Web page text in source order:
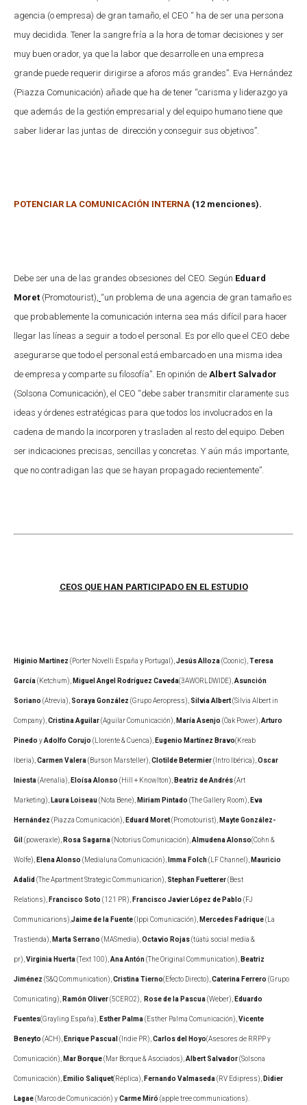
agencia (o empresa) de gran tamaño, el CEO “ ha de ser una persona
muy decidida. Tener la sangre fría a la hora de tomar decisiones y ser
muy buen orador, ya que la labor que desarrolle en una empresa
grande puede requerir dirigirse a aforos más grandes”. Eva Hernández
(Piazza Comunicación) añade que ha de tener “carisma y liderazgo ya
que además de la gestión empresarial y del equipo humano tiene que
saber liderar las juntas de dirección y conseguir sus objetivos”.
POTENCIAR LA COMUNICACIÓN INTERNA (12 menciones).
Debe ser una de las grandes obsesiones del CEO. Según Eduard
Moret (Promotourist), “un problema de una agencia de gran tamaño es
que probablemente la comunicación interna sea más difícil para hacer
llegar las líneas a seguir a todo el personal. Es por ello que el CEO debe
asegurarse que todo el personal está embarcado en una misma idea
de empresa y comparte su filosofía”. En opinión de Albert Salvador
(Solsona Comunicación), el CEO “debe saber transmitir claramente sus
ideas y órdenes estratégicas para que todos los involucrados en la
cadena de mando la incorporen y trasladen al resto del equipo. Deben
ser indicaciones precisas, sencillas y concretas. Y aún más importante,
que no contradigan las que se hayan propagado recientemente”.
CEOS QUE HAN PARTICIPADO EN EL ESTUDIO
Higinio Martínez (Porter Novelli España y Portugal), Jesús Alloza(Coonic), Teresa
García(Ketchum), Miguel Angel Rodríguez Caveda(3AWORLDWIDE), Asunción
Soriano (Atrevia), Soraya González (Grupo Aeropress), Silvia Albert(Silvia Albert in
Company), Cristina Aguilar(Aguilar Comunicación), María Asenjo (Oak Power), Arturo
Pinedo yAdolfo Corujo (Llorente & Cuenca), Eugenio Martínez Bravo(Kreab
Iberia), Carmen Valera(Burson Marsteller), Clotilde Betermier(Intro Ibérica), Oscar
Iniesta(Arenalia), Eloísa Alonso (Hill + Knowlton), Beatriz de Andrés(Art
Marketing), Laura Loiseau(Nota Bene), Miriam Pintado (The Gallery Room), Eva
Hernández (Piazza Comunicación), Eduard Moret(Promotourist), Mayte González-
Gil (poweraxle), Rosa Sagarna(Notorius Comunicación), Almudena Alonso(Cohn &
Wolfe), Elena Alonso (Medialuna Comunicación), Imma Folch(LF Channel), Mauricio
Adalid (The Apartment Strategic Communicarion), Stephan Fuetterer(Best
Relations), Francisco Soto (121 PR), Francisco Javier López de Pablo (FJ
Communicarions), Jaime de la Fuente(Ippi Comunicación), Mercedes Fadrique(La
Trastienda), Marta Serrano (MASmedia), Octavio Rojas(túatú social media &
pr), Virginia Huerta(Text 100), Ana Antón(The Original Communication), Beatriz
Jiménez (S&Q Communication), Cristina Tierno(Efecto Directo), Caterina Ferrero (Grupo
Comunicating), Ramón Oliver(5CERO2), Rose de la Pascua(Weber), Eduardo
Fuentes(Grayling España), Esther Palma(Esther Palma Comunicación), Vicente
Beneyto (ACH), Enrique Pascual (Indie PR), Carlos del Hoyo(Asesores de RRPP y
Comunicación), Mar Borque(Mar Borque & Asociados), Albert Salvador(Solsona
Comunicación), Emilio Saliquet(Réplica), Fernando Valmaseda(RV Edipress), Didier
Lagae(Marco de Comunicación) yCarme Miró (apple tree communications).